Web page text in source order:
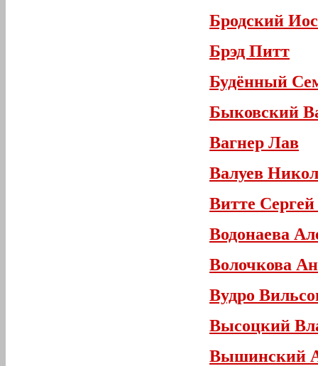
Бродский
Брэд Питт
Будённый
Быковский
Вагнер Лав
Валуев
Витте
Водонаева
Волочкова
Вудро
Высоцкий
Вышинский